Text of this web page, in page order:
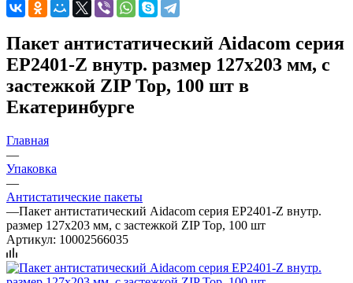
Пакет антистатический Aidacom серия
EP2401-Z внутр. размер 127x203 мм, с
застежкой ZIP Top, 100 шт в
Екатеринбурге
Главная
—
Упаковка
—
Антистатические пакеты
—Пакет антистатический Aidacom серия EP2401-Z внутр.
размер 127x203 мм, с застежкой ZIP Top, 100 шт
Артикул: 10002566035